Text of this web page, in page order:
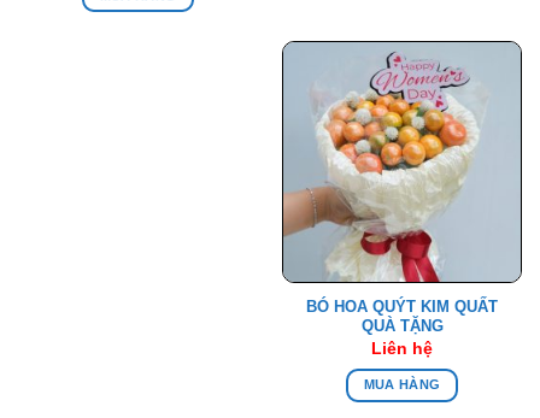
BÓ HOA QUÝT KIM QUẤT
QUÀ TẶNG
Liên hệ
MUA HÀNG